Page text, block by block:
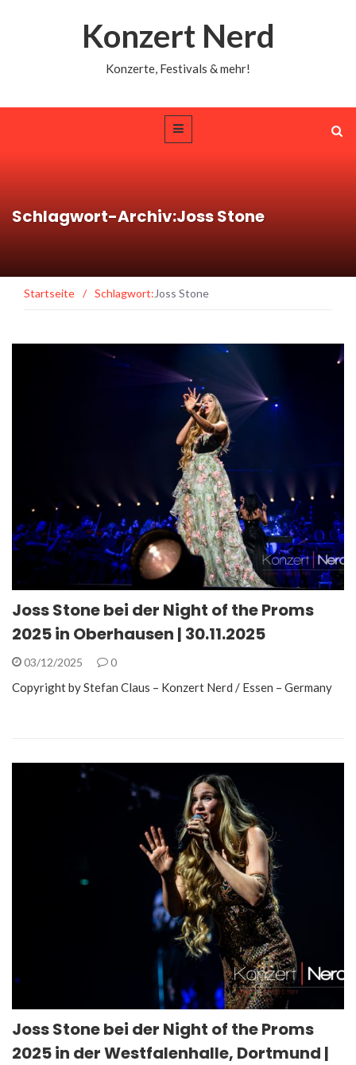
Konzert Nerd
Konzerte, Festivals & mehr!
Schlagwort-Archiv:Joss Stone
Startseite / Schlagwort: Joss Stone
Joss Stone bei der Night of the Proms
2025 in Oberhausen | 30.11.2025
03/12/2025 0
Copyright by Stefan Claus – Konzert Nerd / Essen – Germany
Joss Stone bei der Night of the Proms
2025 in der Westfalenhalle, Dortmund |